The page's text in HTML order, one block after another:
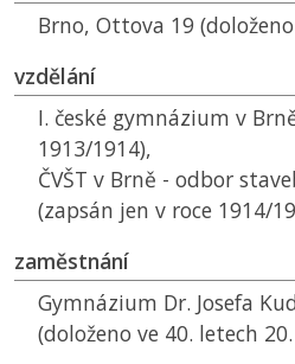
Brno, Ottova 19
vzdělání
I. české gymnázium v
1913/1914),
ČVŠT v Brně - odbor
(zapsán jen v roce 1914/
zaměstnání
Gymnázium Dr. Josefa
(doloženo ve 40. letech